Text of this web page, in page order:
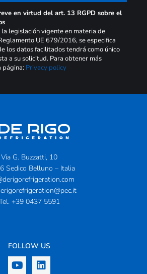
en virtud del art. 13 RGPD sobre el
legislación vigente en materia de
UE 679/2016, se especifica
los datos facilitados tendrá como único
a su solicitud. Para obtener más
página: Privacy policy
Via G. Buzzatti, 10
Sedico Belluno – Italia
+39 0437 5591
FOLLOW US